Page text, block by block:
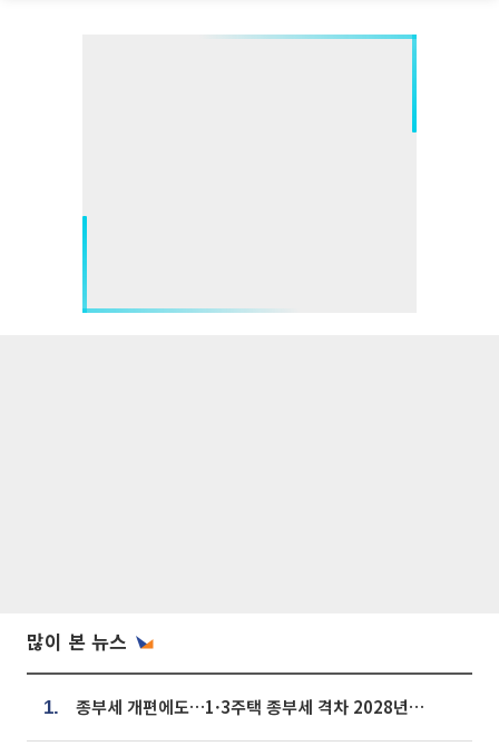
많이 본 뉴스
1. 종부세 개편에도…1·3주택 종부세 격차 2028년부터 확대